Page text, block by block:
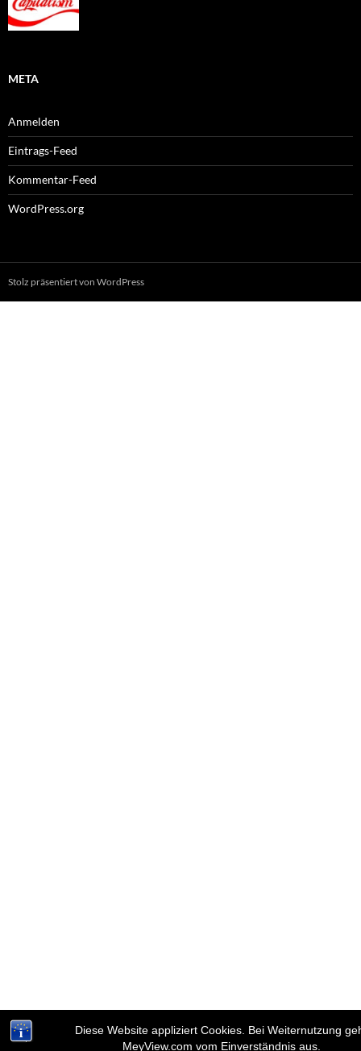
Diese Website appliziert Cookies. Bei Weiternutzung
MeyView.com vom Einverständnis aus.
META
Anmelden
Eintrags-Feed
Kommentar-Feed
WordPress.org
Stolz präsentiert von WordPress